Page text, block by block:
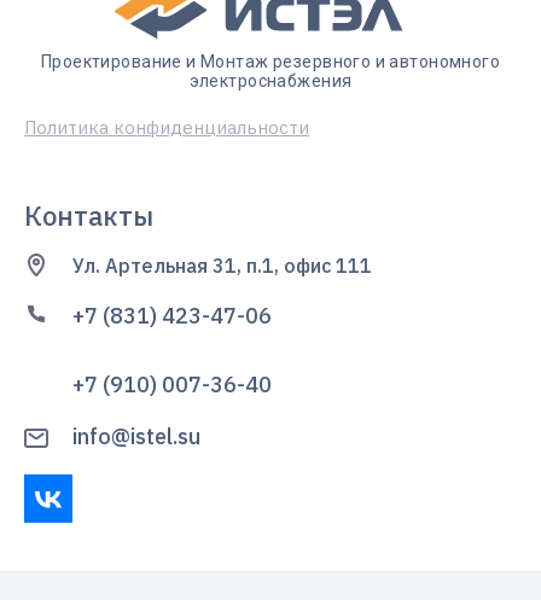
Проектирование и Монтаж резервного и автономного
электроснабжения
Политика конфиденциальности
Контакты
Ул. Артельная 31, п.1, офис 111
+7 (831) 423-47-06
+7 (910) 007-36-40
info@istel.su